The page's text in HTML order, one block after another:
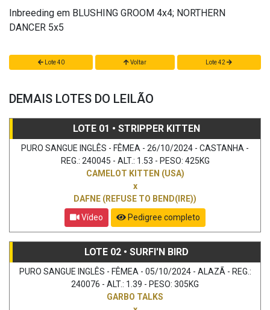
Inbreeding em BLUSHING GROOM 4x4; NORTHERN
DANCER 5x5
Lote 40 Voltar Lote 42
DEMAIS LOTES DO LEILÃO
LOTE 01 • STRIPPER KITTEN
PURO SANGUE INGLÊS - FÊMEA - 26/10/2024 - CASTANHA -
REG.: 240045 - ALT.: 1.53 - PESO: 425KG
CAMELOT KITTEN (USA)
x
DAFNE (REFUSE TO BEND(IRE))
Vídeo
Pedigree completo
LOTE 02 • SURFI'N BIRD
PURO SANGUE INGLÊS - FÊMEA - 05/10/2024 - ALAZÃ - REG.:
240076 - ALT.: 1.39 - PESO: 305KG
GARBO TALKS